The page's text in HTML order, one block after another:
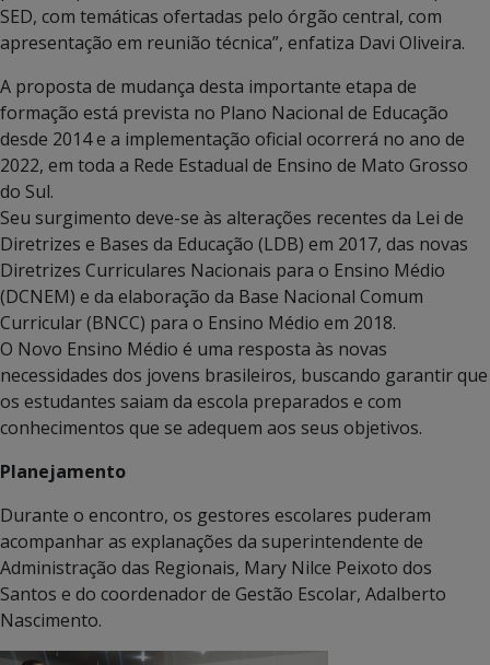
SED, com temáticas ofertadas pelo órgão central, com
apresentação em reunião técnica”, enfatiza Davi Oliveira.
A proposta de mudança desta importante etapa de
formação está prevista no Plano Nacional de Educação
desde 2014 e a implementação oficial ocorrerá no ano de
2022, em toda a Rede Estadual de Ensino de Mato Grosso
do Sul.
Seu surgimento deve-se às alterações recentes da Lei de
Diretrizes e Bases da Educação (LDB) em 2017, das novas
Diretrizes Curriculares Nacionais para o Ensino Médio
(DCNEM) e da elaboração da Base Nacional Comum
Curricular (BNCC) para o Ensino Médio em 2018.
O Novo Ensino Médio é uma resposta às novas
necessidades dos jovens brasileiros, buscando garantir que
os estudantes saiam da escola preparados e com
conhecimentos que se adequem aos seus objetivos.
Planejamento
Durante o encontro, os gestores escolares puderam
acompanhar as explanações da superintendente de
Administração das Regionais, Mary Nilce Peixoto dos
Santos e do coordenador de Gestão Escolar, Adalberto
Nascimento.